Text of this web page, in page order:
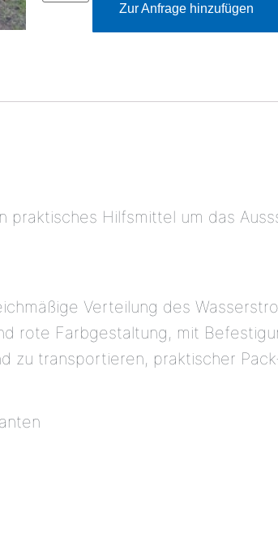
Zur Anfrage hinzufügen
Hilfsmittel um das
Verteilung des
rote Farbgestaltung, mit
zu transportieren, praktischer